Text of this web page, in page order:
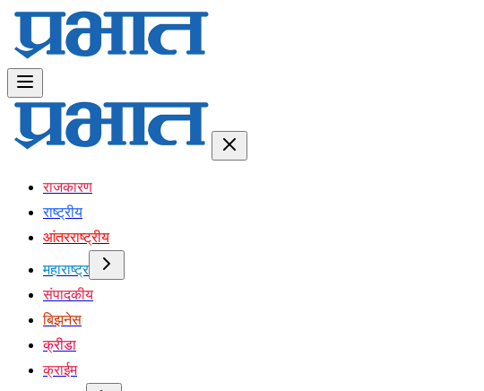
राजकारण
राष्ट्रीय
आंतरराष्ट्रीय
महाराष्ट्र
संपादकीय
बिझनेस
क्रीडा
क्राईम